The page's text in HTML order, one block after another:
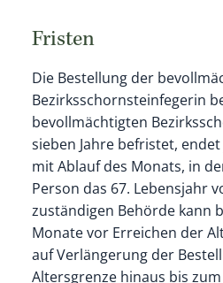
Fristen
Die Bestellung der
Bezirksschornsteinfegerin
bevollmächtigten
sieben Jahre befristet,
mit Ablauf des Monats, in
Person das 67. Lebensjahr
zuständigen Behörde kann
Monate vor Erreichen der
auf Verlängerung der
Altersgrenze hinaus bis